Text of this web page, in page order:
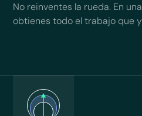
No reinventes la rueda. En
obtienes todo el trabajo que